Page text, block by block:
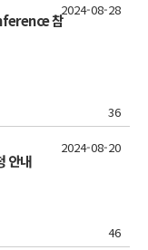
참
36
2024-08-28
안내
46
2024-08-20